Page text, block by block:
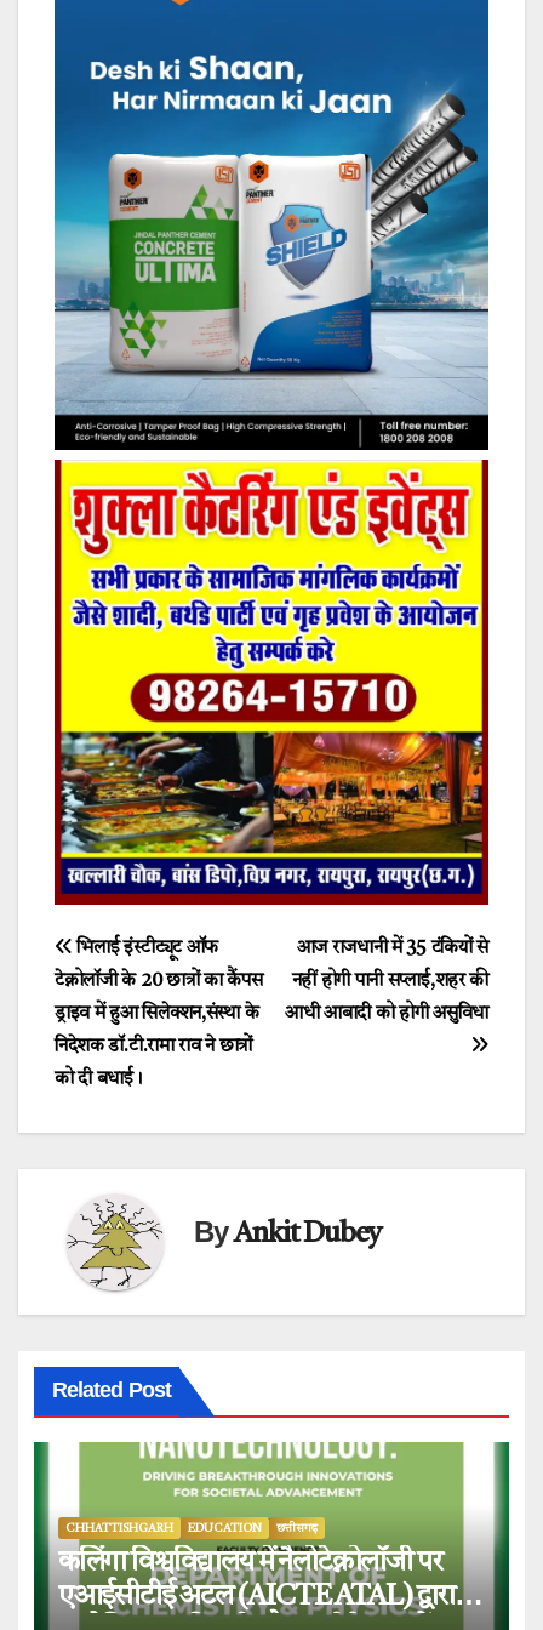
Post
navigation
आज राजधानी में 35 टंकियों से
नहीं होगी पानी सप्लाई,शहर की
आधी आबादी को होगी असुविधा
भिलाई इंस्टीट्यूट ऑफ
टेक्नोलॉजी के 20 छात्रों का कैंपस
ड्राइव में हुआ सिलेक्शन,संस्था के
निदेशक डॉ.टी.रामा राव ने छात्रों
को दी बधाई।
ByAnkit Dubey
Related Post
CHHATTISHGARH EDUCATION छत्तीसगढ़
कलिंगा विश्वविद्यालय में नैलोटेक्नोलॉजी पर
एआईसीटीई अटल (AICTE ATAL) द्वारा